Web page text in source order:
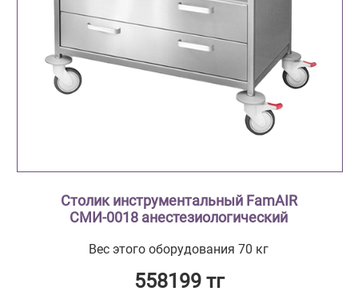
Столик инструментальный FamAIR
СМИ-0018 анестезиологический
Вес этого оборудования 70 кг
558199 тг